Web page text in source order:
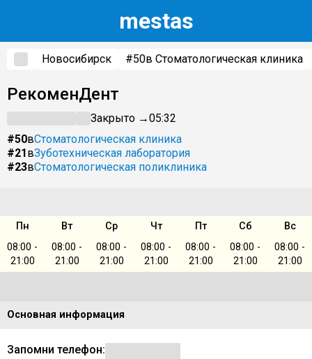
mestas
Новосибирск #50в Стоматологическая клиника
РекоменДент
Закрыто →05:32
#50вСтоматологическая клиника
#21вЗуботехническая лаборатория
#23вСтоматологическая поликлиника
Пн Вт Ср Чт Пт Сб
Вс
08:00 -
21:00
08:00 -
21:00
08:00 -
21:00
08:00 -
21:00
08:00 -
21:00
08:00 -
21:00
08:00 -
21:00
Основная информация
Запомни телефон: